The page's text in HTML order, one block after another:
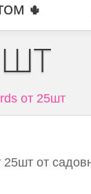
🌵
от 25шт
от